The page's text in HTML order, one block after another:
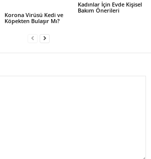
Korona Virüsü Kedi ve
Köpekten Bulaşır Mı?
Kadınlar İçin Evde Kişisel
Bakım Önerileri